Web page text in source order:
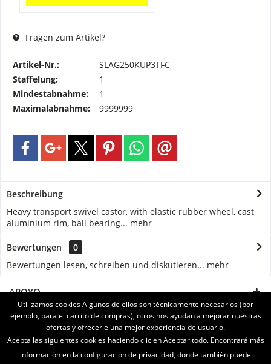
Fragen zum Artikel?
Artikel-Nr.:
SLAG250KUP3TFC
Staffelung:
1
Mindestabnahme:
1
Maximalabnahme:
9999999
Beschreibung
Heavy transport swivel castor, with elastic rubber wheel, cast
aluminium rim, ball bearing... mehr
Bewertungen
0
Bewertungen lesen, schreiben und diskutieren... mehr
APOYO
SERVICE
INFORMATIONEN
Utilizamos cookies Algunos de ellos son técnicamente necesarios (por
ejemplo, para el carrito de compras), otros nos ayudan a mejorar nuestras
ofertas y ofrecerle una mejor experiencia de usuario.
Acepta las siguientes cookies haciendo clic en Aceptar todo. Encontrará más
información en la configuración de privacidad, donde también puede